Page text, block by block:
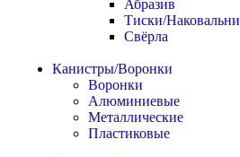
Абразив
Тиски/Наковальни
Свёрла
Канистры/Воронки
Воронки
Алюминиевые
Металлические
Пластиковые